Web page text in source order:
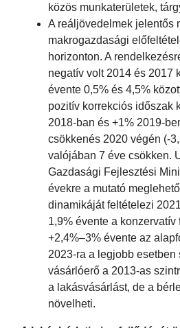
közös munkaterületek,
A reáljövedelmek jelentős
makrogazdasági
horizonton. A
negatív volt 2014 és 2017
évente 0,5% és 4,5%
pozitív korrekciós időszak
2018-ban és +1% 2019-
csökkenés 2020 végén (-
valójában 7 éve csökken.
Gazdasági Fejlesztési
évekre a mutató
dinamikáját feltételezi
1,9% évente a
+2,4%–3% évente az
2023-ra a legjobb esetben
vásárlóerő a 2013-as
a lakásvásárlást, de a
növelheti.